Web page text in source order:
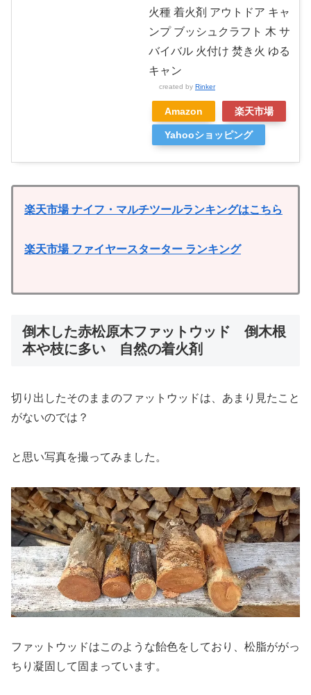
火種 着火剤 アウトドア キャ
ンプ ブッシュクラフト 木 サ
バイバル 火付け 焚き火 ゆる
キャン
created by Rinker
Amazon 楽天市場
Yahooショッピング
楽天市場 ナイフ・マルチツールランキングはこちら
楽天市場 ファイヤースターター ランキング
倒木した赤松原木ファットウッド 倒木根
本や枝に多い 自然の着火剤
切り出したそのままのファットウッドは、あまり見たこと
がないのでは？
と思い写真を撮ってみました。
ファットウッドはこのような飴色をしており、松脂ががっ
ちり凝固して固まっています。